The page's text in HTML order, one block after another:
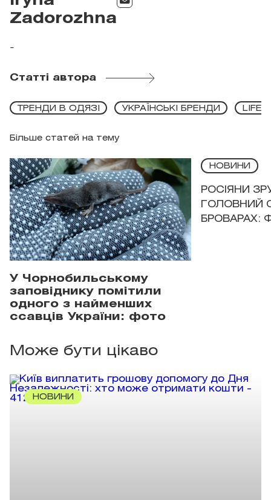
Zadorozhna
-
Статті автора
Більше статей на тему
ТРЕНДИ В ОДЯЗІ УКРАЇНСЬКІ БРЕНДИ
У Чорнобильському
заповіднику помітили
одного з найменших
ссавців України: фото
НОВИНИ
РОСІЯНИ
ГОЛОВНИЙ
БРОВАРАХ:
Може бути цікаво
НОВИНИ